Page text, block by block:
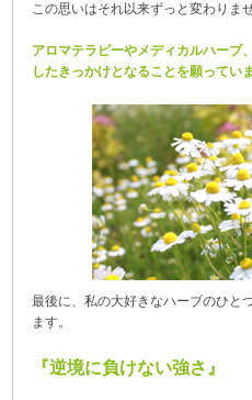
この思いはそれ以来ずっと変わりませ
アロマテラピーやメディカルハーブ
したきっかけとなることを願っていま
最後に、私の大好きなハーブのひと
ます。
『逆境に負けない強さ』